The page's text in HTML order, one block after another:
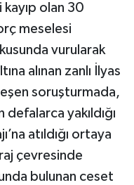
olan 30
meselesi
vurularak
alınan zanlı İlyas
soruşturmada,
defalarca yakıldığı
atıldığı ortaya
çevresinde
bulunan ceset